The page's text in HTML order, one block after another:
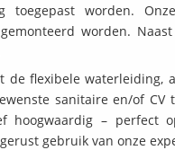
toegepast worden.
worden.
de flexibele waterleiding,
sanitaire en/of
hoogwaardig – perfect
gebruik van onze